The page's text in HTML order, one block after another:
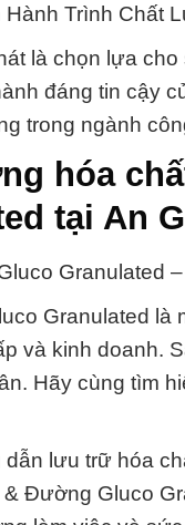
Trình Chất
là chọn lựa
đáng tin cậy
trong ngành
hóa
tại An
Granulated
Granulated là
và kinh doanh.
Hãy cùng tìm
lưu trữ hóa
Đường Gluco